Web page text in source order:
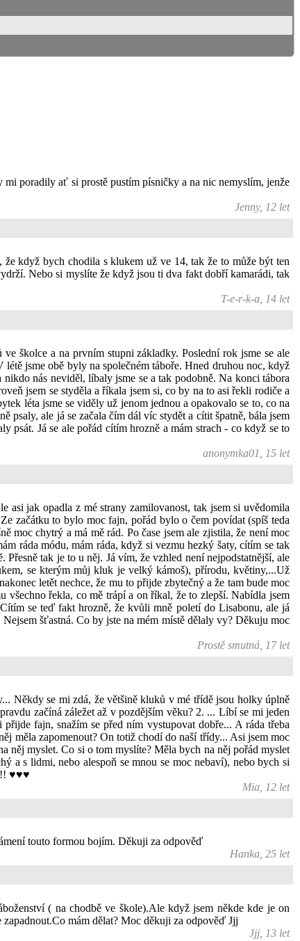
mi poradily ať si prostě pustím písničky a na nic nemyslím, jenže
Jenny, 12 let
když bych chodila s klukem už ve 14, tak že to může být ten
Nebo si myslíte že když jsou ti dva fakt dobří kamarádi, tak
T-e-r-k-a, 14 let
školce a na prvním stupni základky. Poslední rok jsme se ale
jsme obě byly na společném táboře. Hned druhou noc, když
nás neviděl, líbaly jsme se a tak podobně. Na konci tábora
jsem se styděla a říkala jsem si, co by na to asi řekli rodiče a
léta jsme se viděly už jenom jednou a opakovalo se to, co na
psaly, ale já se začala čím dál víc stydět a cítit špatně, bála jsem
psát. Já se ale pořád cítím hrozně a mám strach - co když se to
anonymka01, 15 let
asi jak opadla z mé strany zamilovanost, tak jsem si uvědomila
začátku to bylo moc fajn, pořád bylo o čem povídat (spíš teda
moc chytrý a má mě rád. Po čase jsem ale zjistila, že není moc
ráda módu, mám ráda, když si vezmu hezký šaty, cítím se tak
tak je to u něj. Já vím, že vzhled není nejpodstatnější, ale
se kterým můj kluk je velký kámoš), přírodu, květiny,...Už
letět nechce, že mu to přijde zbytečný a že tam bude moc
všechno řekla, co mě trápí a on říkal, že to zlepší. Nabídla jsem
se teď fakt hrozně, že kvůli mně poletí do Lisabonu, ale já
šťastná. Co by jste na mém místě dělaly vy? Děkuju moc
Prostě smutná, 17 let
Někdy se mi zdá, že většině kluků v mé třídě jsou holky úplně
začíná záležet až v pozdějším věku? 2. ... Líbí se mi jeden
fajn, snažím se před ním vystupovat dobře... A ráda třeba
měla zapomenout? On totiž chodí do naší třídy... Asi jsem moc
něj myslet. Co si o tom myslíte? Měla bych na něj pořád myslet
a s lidmi, nebo alespoň se mnou se moc nebaví), nebo bych si
♥️♥️♥️
Mia, 12 let
touto formou bojím. Děkuji za odpověď
Hanka, 25 let
( na chodbě ve škole).Ale když jsem někde kde je on
mám dělat? Moc děkuji za odpověď Jjj
Jjj, 13 let